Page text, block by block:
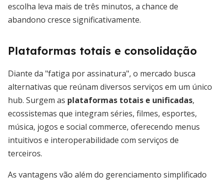
escolha leva mais de três minutos, a chance de
abandono cresce significativamente.
Plataformas totais e consolidação
Diante da "fatiga por assinatura", o mercado busca
alternativas que reúnam diversos serviços em um único
hub. Surgem as plataformas totais e unificadas,
ecossistemas que integram séries, filmes, esportes,
música, jogos e social commerce, oferecendo menus
intuitivos e interoperabilidade com serviços de
terceiros.
As vantagens vão além do gerenciamento simplificado